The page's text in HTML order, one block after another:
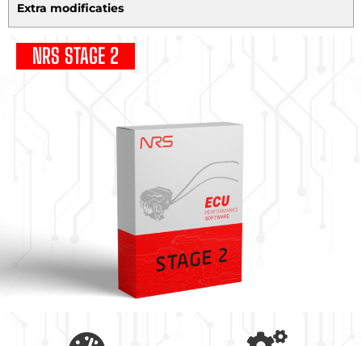
Extra modificaties
NRS STAGE 2